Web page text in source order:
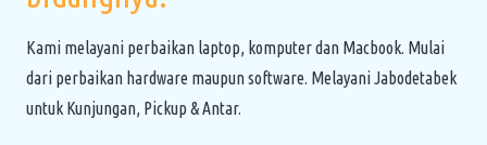
Kami melayani perbaikan laptop, komputer dan Macbook. Mulai
dari perbaikan hardware maupun software. Melayani Jabodetabek
untuk Kunjungan, Pickup & Antar.